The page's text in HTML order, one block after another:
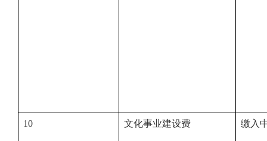
10 文化事业建设费 缴入